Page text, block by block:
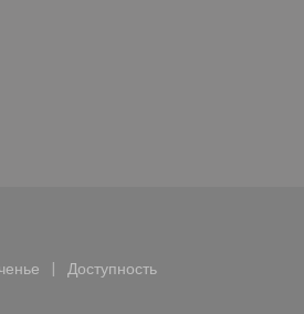
в новом окне))
Доступность